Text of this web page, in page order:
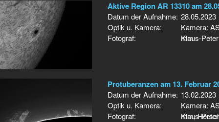
Aktive Region AR 13310 am
Datum der Aufnahme: 28.05.2023
Optik u. Kamera:
Kamera:
mm
Fotograf: Klaus-
Protuberanzen am 13. Februar
Datum der Aufnahme: 13.02.2023
Optik u. Kamera:
Kamera:
mm,
Fotograf: Klaus-